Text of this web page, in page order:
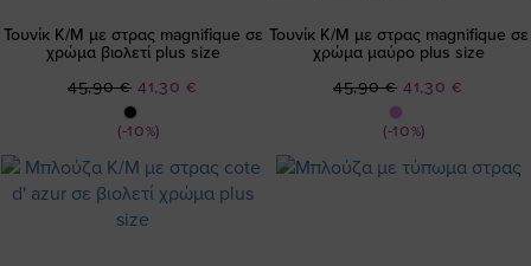
Τουνίκ Κ/Μ με στρας magnifique σε
χρώμα βιολετί plus size
(-10%)
Ειδική
41,30 €
45,90 €
Τουνίκ Κ/Μ με στρας magnifique σε
χρώμα μαύρο plus size
(-10%)
Ειδική
41,30 €
45,90 €